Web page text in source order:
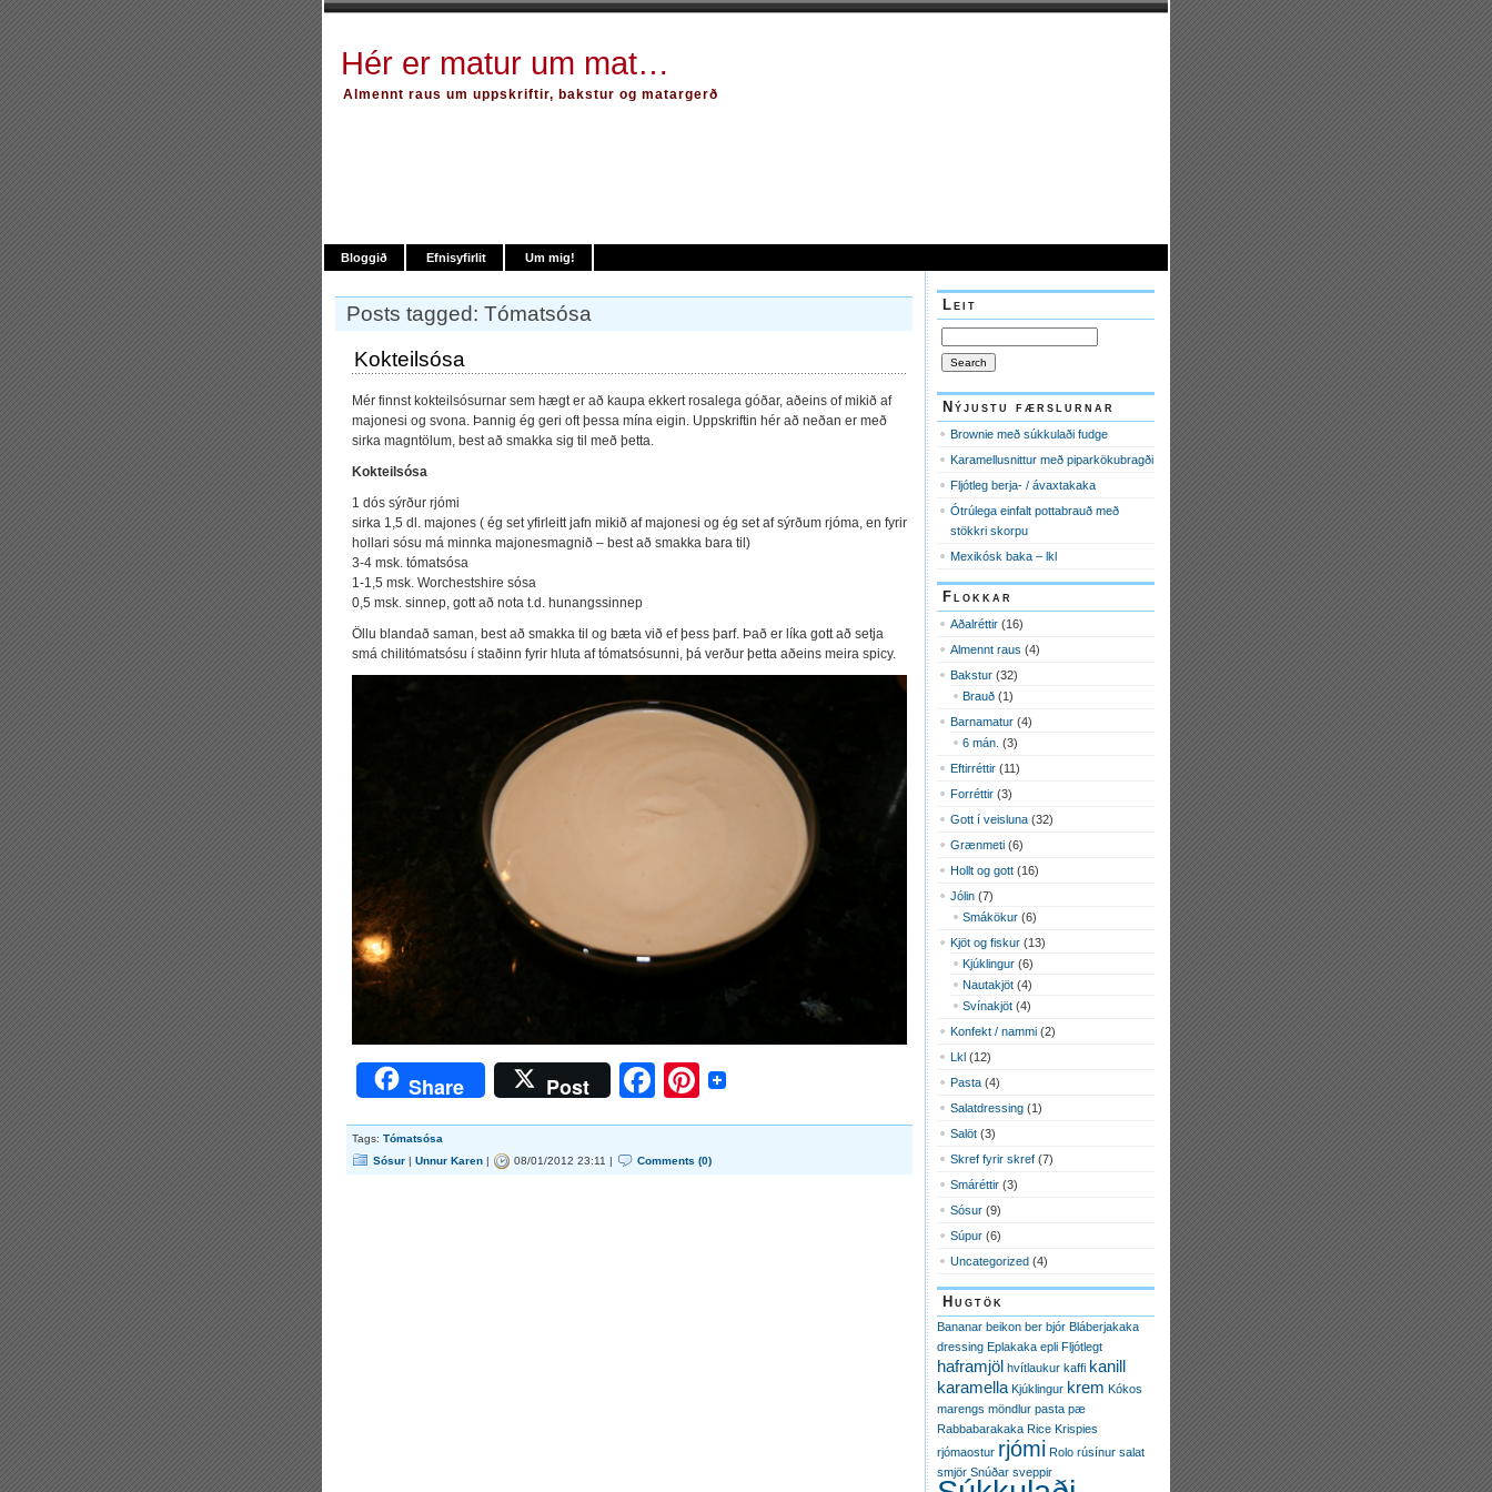
Hér er matur um mat…
Almennt raus um uppskriftir, bakstur og matargerð
Bloggið Efnisyfirlit Um mig!
Posts tagged: Tómatsósa
Kokteilsósa
Mér finnst kokteilsósurnar sem hægt er að kaupa ekkert rosalega góðar, aðeins of mikið af
majonesi og svona. Þannig ég geri oft þessa mína eigin. Uppskriftin hér að neðan er með
sirka magntölum, best að smakka sig til með þetta.
Kokteilsósa
1 dós sýrður rjómi
sirka 1,5 dl. majones ( ég set yfirleitt jafn mikið af majonesi og ég set af sýrðum rjóma, en fyrir
hollari sósu má minnka majonesmagnið – best að smakka bara til)
3-4 msk. tómatsósa
1-1,5 msk. Worchestshire sósa
0,5 msk. sinnep, gott að nota t.d. hunangssinnep
Öllu blandað saman, best að smakka til og bæta við ef þess þarf. Það er líka gott að setja
smá chilitómatsósu í staðinn fyrir hluta af tómatsósunni, þá verður þetta aðeins meira spicy.
Share Post Facebook
Pinterest
Tags: Tómatsósa
Sósur | Unnur Karen | 08/01/2012 23:11 | Comments (0)
Leit
Search
for:
Nýjustu færslurnar
Brownie með súkkulaði fudge
Karamellusnittur með piparkökubragði
Fljótleg berja- / ávaxtakaka
Ótrúlega einfalt pottabrauð með
stökkri skorpu
Mexikósk baka – lkl
Flokkar
Aðalréttir (16)
Almennt raus (4)
Bakstur (32)
Brauð (1)
Barnamatur (4)
6 mán. (3)
Eftirréttir (11)
Forréttir (3)
Gott í veisluna (32)
Grænmeti (6)
Hollt og gott (16)
Jólin (7)
Smákökur (6)
Kjöt og fiskur (13)
Kjúklingur (6)
Nautakjöt (4)
Svínakjöt (4)
Konfekt / nammi (2)
Lkl (12)
Pasta (4)
Salatdressing (1)
Salöt (3)
Skref fyrir skref (7)
Smáréttir (3)
Sósur (9)
Súpur (6)
Uncategorized (4)
Hugtök
Bananar beikon ber bjór Bláberjakaka
dressing Eplakaka epli Fljótlegt
haframjöl hvítlaukur kaffi kanill
karamella Kjúklingur krem Kókos
marengs möndlur pasta pæ
Rabbabarakaka Rice Krispies
rjómaostur rjómi Rolo rúsínur salat
smjör Snúðar sveppir